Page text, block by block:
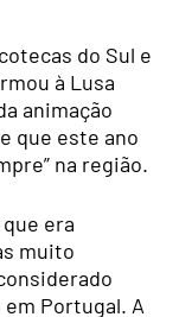
do Sul e
à Lusa
animação
que este ano
na região.
era
muito
Portugal. A